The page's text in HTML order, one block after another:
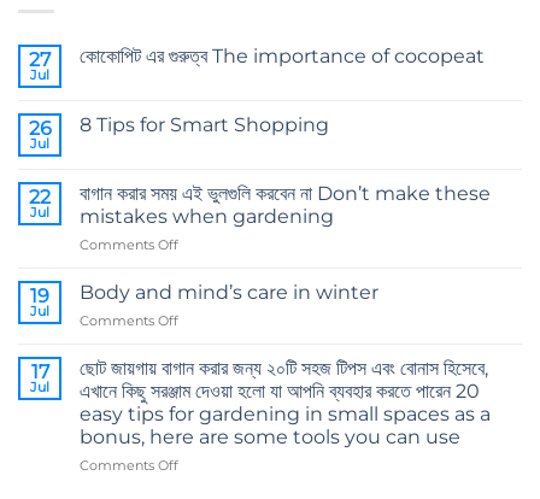
27
Jul
কোকোপিট এর গুরুত্ব The importance of cocopeat
কোকোপিট
importance
of
cocopeat
26
Jul
8 Tips for Smart Shopping
8
Tips
for
Smart
22
Jul
বাগান করার সময় এই ভুলগুলি করবেন না Don’t make these
mistakes when gardening
Comments Offon
করার
করবেন
না
Don’t
make
these
mistakes
19
Jul
Body and mind’s care in winter
Comments Offon
and
mind’s
care
in
winter
17
Jul
ছোট জায়গায় বাগান করার জন্য ২০টি সহজ টিপস এবং বোনাস হিসেবে,
এখানে কিছু সরঞ্জাম দেওয়া হলো যা আপনি ব্যবহার করতে পারেন 20
easy tips for gardening in small spaces as a
bonus, here are some tools you can use
Comments Offon